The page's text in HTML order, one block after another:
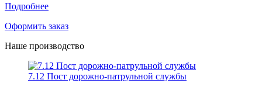
Подробнее
Оформить заказ
Наше производство
7.12 Пост дорожно-патрульной службы